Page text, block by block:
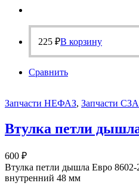
225 ₽В корзину
Сравнить
Запчасти НЕФАЗ, Запчасти
Втулка петли
600 ₽
Втулка петли дышла Евро
внутренний 48 мм